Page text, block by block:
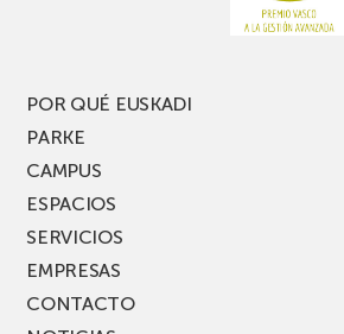
PARKEA
MUSIK
POR QUÉ EUSKADI
PARKE
CAMPUS
ESPACIOS
SERVICIOS
EMPRESAS
CONTACTO